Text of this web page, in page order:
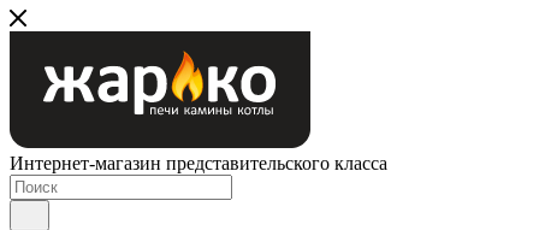
Интернет-магазин представительского класса